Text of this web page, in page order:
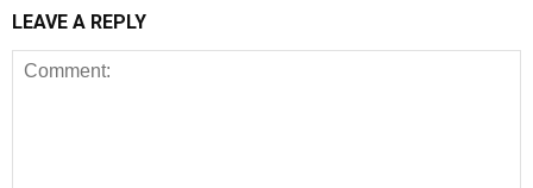
LEAVE A REPLY